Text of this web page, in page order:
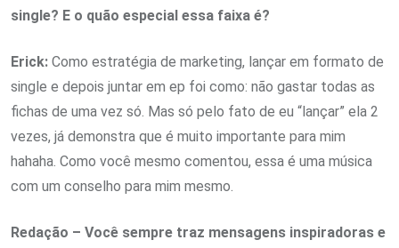
single? E o quão especial essa faixa é?
Erick: Como estratégia de marketing, lançar em formato de
single e depois juntar em ep foi como: não gastar todas as
fichas de uma vez só. Mas só pelo fato de eu “lançar” ela 2
vezes, já demonstra que é muito importante para mim
hahaha. Como você mesmo comentou, essa é uma música
com um conselho para mim mesmo.
Redação – Você sempre traz mensagens inspiradoras e